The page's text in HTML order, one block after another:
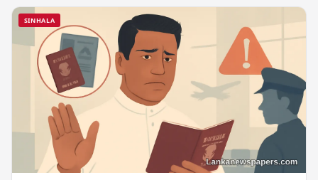
SINHALA